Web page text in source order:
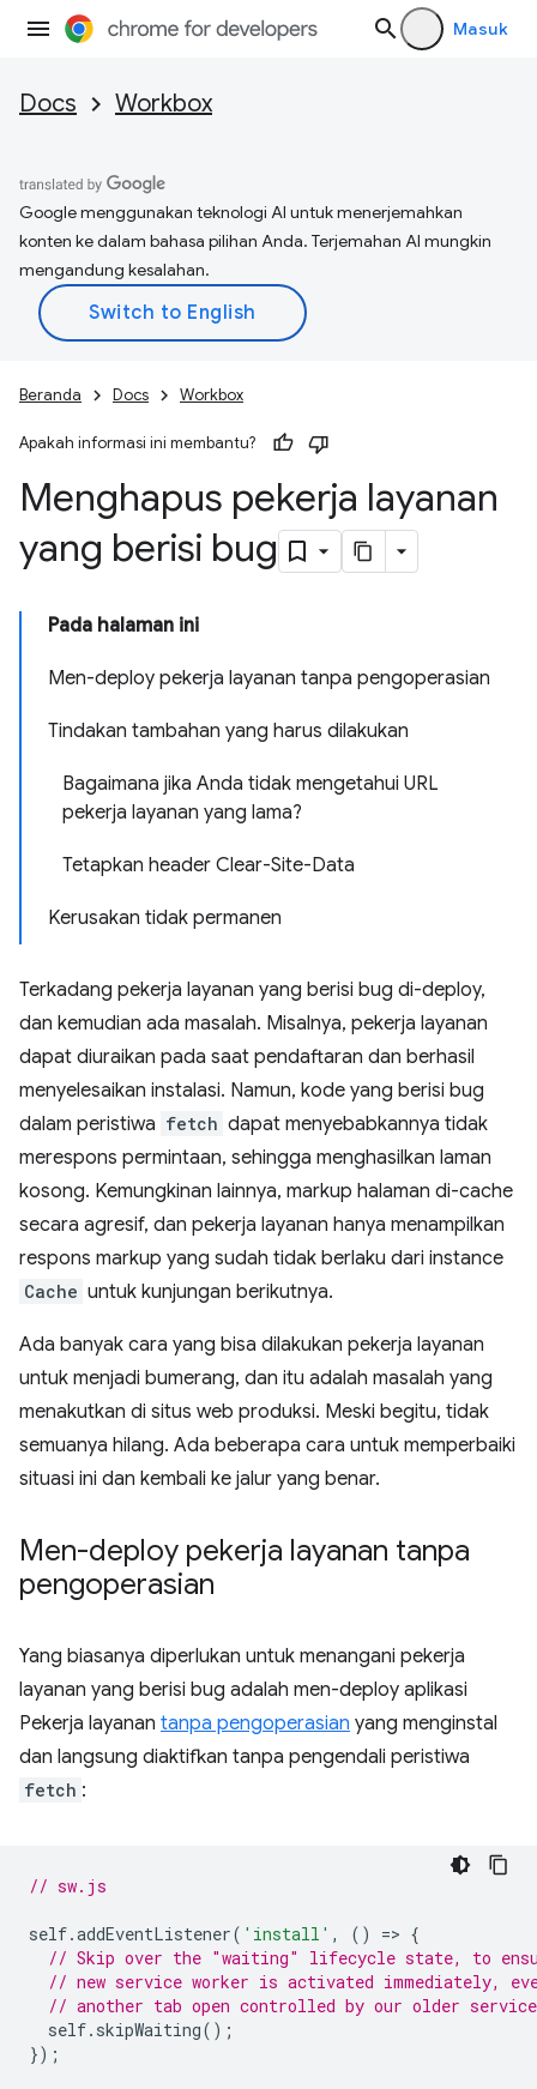
Masuk
Docs Workbox
Google menggunakan teknologi AI untuk menerjemahkan
konten ke dalam bahasa pilihan Anda. Terjemahan AI mungkin
mengandung kesalahan.
Beranda Docs Workbox
Apakah informasi ini membantu?
Menghapus pekerja layanan
yang berisi bug
Pada halaman ini
Men-deploy pekerja layanan tanpa pengoperasian
Tindakan tambahan yang harus dilakukan
Bagaimana jika Anda tidak mengetahui URL
pekerja layanan yang lama?
Tetapkan header Clear-Site-Data
Kerusakan tidak permanen
Terkadang pekerja layanan yang berisi bug di-deploy,
dan kemudian ada masalah. Misalnya, pekerja layanan
dapat diuraikan pada saat pendaftaran dan berhasil
menyelesaikan instalasi. Namun, kode yang berisi bug
dalam peristiwa fetch dapat menyebabkannya tidak
merespons permintaan, sehingga menghasilkan laman
kosong. Kemungkinan lainnya, markup halaman di-cache
secara agresif, dan pekerja layanan hanya menampilkan
respons markup yang sudah tidak berlaku dari instance
Cache untuk kunjungan berikutnya.
Ada banyak cara yang bisa dilakukan pekerja layanan
untuk menjadi bumerang, dan itu adalah masalah yang
menakutkan di situs web produksi. Meski begitu, tidak
semuanya hilang. Ada beberapa cara untuk memperbaiki
situasi ini dan kembali ke jalur yang benar.
Men-deploy pekerja layanan tanpa
pengoperasian
Yang biasanya diperlukan untuk menangani pekerja
layanan yang berisi bug adalah men-deploy aplikasi
Pekerja layanan tanpa pengoperasian yang menginstal
dan langsung diaktifkan tanpa pengendali peristiwa
fetch :
// sw.js
self.addEventListener( 'install' , () => {
// Skip over the "waiting" lifecycle state, to
// new service worker is activated immediately,
// another tab open controlled by our older
self. skipWaiting();
});